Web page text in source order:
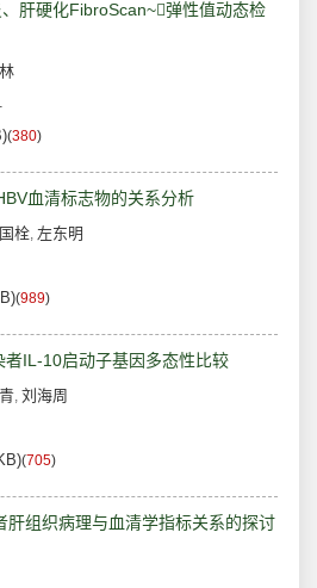
肝硬化FibroScan~弹性值动态检
(380)
血清标志物的关系分析
栓, 左东明
(989)
者IL-10启动子基因多态性比较
, 刘海周
(705)
肝组织病理与血清学指标关系的探讨